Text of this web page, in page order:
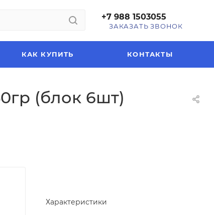
+7 988 1503055
ЗАКАЗАТЬ ЗВОНОК
КАК КУПИТЬ КОНТАКТЫ
(блок 6шт)
Характеристики